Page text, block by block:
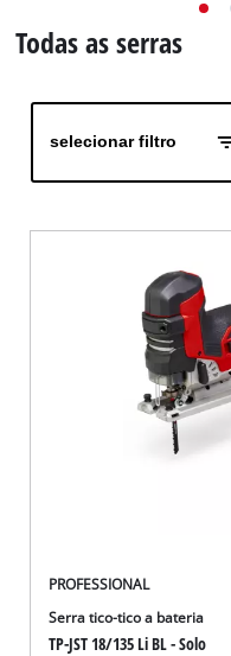
Todas as serras
selecionar filtro
PROFESSIONAL
Serra tico-tico a bateria
TP-JST 18/135 Li BL - Solo